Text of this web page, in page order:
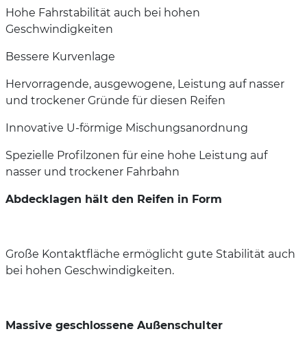
Hohe Fahrstabilität auch bei hohen
Geschwindigkeiten
Bessere Kurvenlage
Hervorragende, ausgewogene, Leistung auf nasser
und trockener Gründe für diesen Reifen
Innovative U-förmige Mischungsanordnung
Spezielle Profilzonen für eine hohe Leistung auf
nasser und trockener Fahrbahn
Abdecklagen hält den Reifen in Form
Große Kontaktfläche ermöglicht gute Stabilität auch
bei hohen Geschwindigkeiten.
Massive geschlossene Außenschulter